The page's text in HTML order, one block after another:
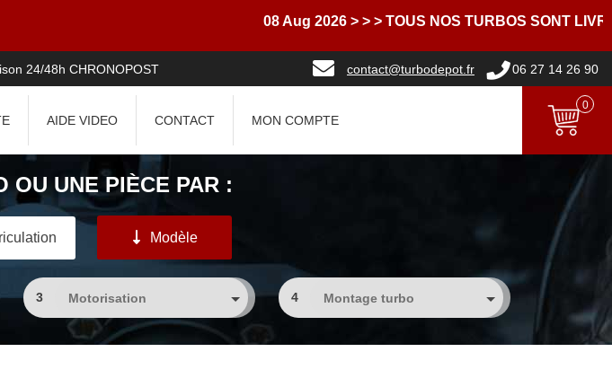
08 Aug 2026 > > > TOUS NOS TURBOS SONT LIVRES
24/48h CHRONOPOST contact@turbodepot.fr 06 27 14 26 90
AIDE VIDEO CONTACT MON COMPTE
0
OU UNE PIÈCE PAR :
Modèle
3 4